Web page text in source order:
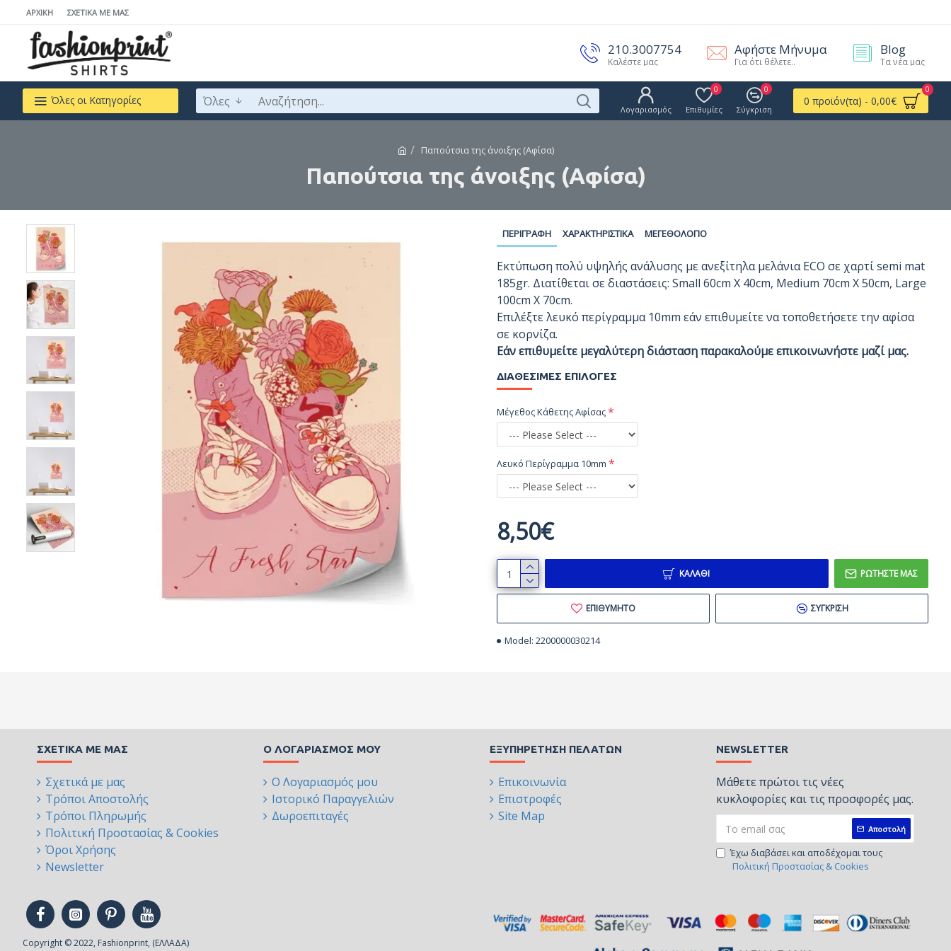
ΑΡΧΙΚΉ ΣΧΕΤΙΚΆ ΜΕ ΜΆΣ
210.3007754
Καλέστε μας
Αφήστε Μήνυμα
Για ότι θέλετε..
Blog
Τα νέα μας
Όλες οι Κατηγορίες Όλες
Λογαριασμός Επιθυμίες
0
Σύγκριση
0
0 προϊόν(τα) - 0,00€
0
Παπούτσια της άνοιξης (Αφίσα)
Παπούτσια της άνοιξης (Αφίσα)
ΠΕΡΙΓΡΑΦΉ ΧΑΡΑΚΤΗΡΙΣΤΙΚΆ ΜΕΓΕΘΟΛΌΓΙΟ
Εκτύπωση πολύ υψηλής ανάλυσης με ανεξίτηλα μελάνια ECO σε χαρτί semi mat
185gr. Διατίθεται σε διαστάσεις: Small 60cm X 40cm, Medium 70cm X 50cm, Large
100cm X 70cm.
Επιλέξτε λευκό περίγραμμα 10mm εάν επιθυμείτε να τοποθετήσετε την αφίσα
σε κορνίζα.
Εάν επιθυμείτε μεγαλύτερη διάσταση παρακαλούμε επικοινωνήστε μαζί μας.
Model: 2200000030214
8,50€
ΔΙΑΘΈΣΙΜΕΣ ΕΠΙΛΟΓΈΣ
Μέγεθος Κάθετης Αφίσας
Λευκό Περίγραμμα 10mm
ΚΑΛΆΘΙ ΡΩΤΉΣΤΕ ΜΑΣ
ΕΠΙΘΥΜΗΤΌ ΣΎΓΚΡΙΣΗ
ΣΧΕΤΙΚΆ ΜΕ ΜΑΣ
Σχετικά με μας
Τρόποι Αποστολής
Τρόποι Πληρωμής
Πολιτική Προστασίας & Cookies
Όροι Χρήσης
Newsletter
Ο ΛΟΓΑΡΙΑΣΜΌΣ ΜΟΥ
Ο Λογαριασμός μου
Ιστορικό Παραγγελιών
Δωροεπιταγές
ΕΞΥΠΗΡΈΤΗΣΗ ΠΕΛΑΤΏΝ
Επικοινωνία
Επιστροφές
Site Map
NEWSLETTER
Μάθετε πρώτοι τις νέες
κυκλοφορίες και τις προσφορές μας.
Αποστολή
Έχω διαβάσει και αποδέχομαι τους
Πολιτική Προστασίας & Cookies
Copyright © 2022, Fashionprint, (ΕΛΛΑΔΑ)